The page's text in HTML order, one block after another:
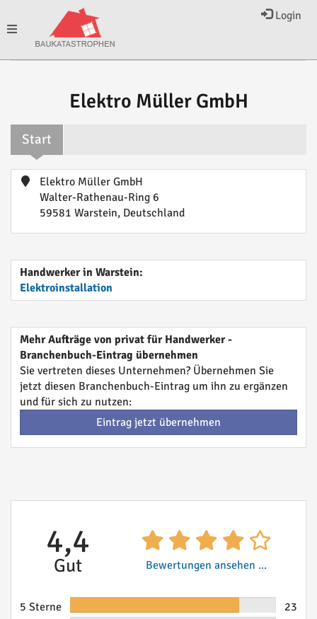
Login
Toggle
Elektro Müller GmbH
Start
Elektro Müller GmbH
Walter-Rathenau-Ring 6
59581 Warstein, Deutschland
Handwerker in Warstein:
Elektroinstallation
Mehr Aufträge von privat für Handwerker -
Branchenbuch-Eintrag übernehmen
Sie vertreten dieses Unternehmen? Übernehmen Sie
jetzt diesen Branchenbuch-Eintrag um ihn zu ergänzen
und für sich zu nutzen:
Eintrag jetzt übernehmen
4,4
Gut Bewertungen ansehen ...
5 Sterne
23